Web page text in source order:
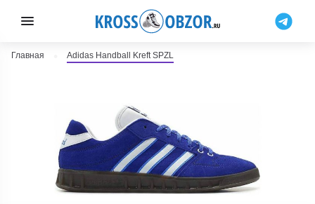
Главная Adidas Handball Kreft SPZL